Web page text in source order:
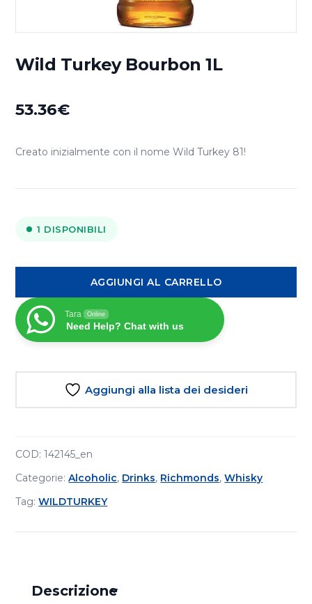
Wild Turkey Bourbon 1L
53.36€
Creato inizialmente con il nome Wild Turkey 81!
1 DISPONIBILI
Bourbon
1L
quantità
AGGIUNGI AL CARRELLO
Tara Online
Need Help? Chat with us
Aggiungi alla lista dei desideri
COD:142145_en
Categorie:Alcoholic, Drinks, Richmonds,Whisky
Tag:WILDTURKEY
Descrizione